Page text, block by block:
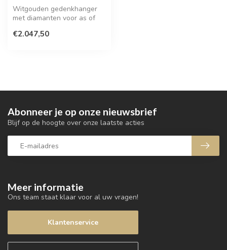
Witgouden gedenkhanger
met diamanten voor as of
€2.047,50
Meer informatie
Ons team staat klaar voor al uw vragen!
Klantenservice
Abonneer je op onze nieuwsbrief
Blijf op de hoogte over onze laatste acties